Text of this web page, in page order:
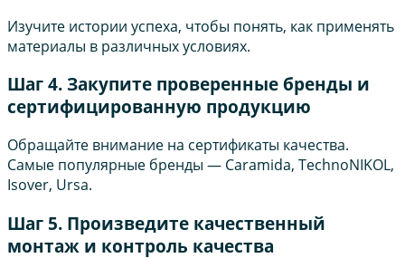
Изучите истории успеха, чтобы понять, как применять
материалы в различных условиях.
Шаг 4. Закупите проверенные бренды и
сертифицированную продукцию
Обращайте внимание на сертификаты качества.
Самые популярные бренды — Caramida, TechnoNIKOL,
Isover, Ursa.
Шаг 5. Произведите качественный
монтаж и контроль качества